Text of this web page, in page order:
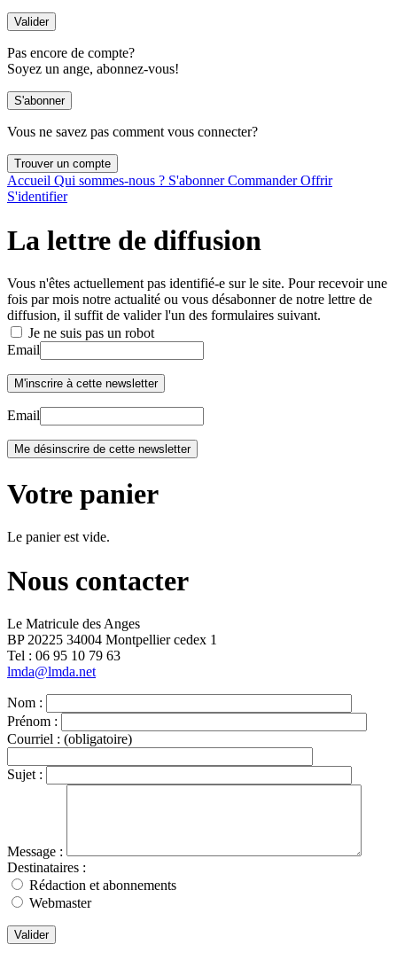
Pas encore de compte?
Soyez un ange, abonnez-vous!
Vous ne savez pas comment vous connecter?
Accueil Qui sommes-nous ? S'abonnerCommanderOffrir
S'identifier
La lettre de diffusion
Vous n'êtes actuellement pas identifié-e sur le site. Pour recevoir une
fois par mois notre actualité ou vous désabonner de notre lettre de
diffusion, il suffit de valider l'un des formulaires suivant.
Je ne suis pas un robot
Email
Email
Votre panier
Le panier est vide.
Nous contacter
Le Matricule des Anges
BP 20225 34004 Montpellier cedex 1
Tel : ‭06 95 10 79 63
lmda@lmda.net
Nom :
Prénom :
Courriel : (obligatoire)
Sujet :
Message :
Destinataires :
Rédaction et abonnements
Webmaster
Valider